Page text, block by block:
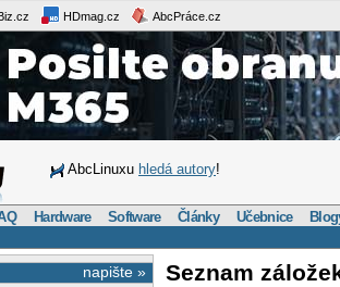
HDmag.cz AbcPráce.cz
AbcLinuxu hledá autory!
Hardware Software Články Učebnice
napište » Seznam